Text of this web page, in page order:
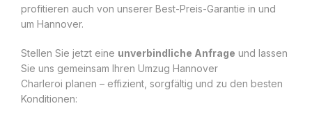
profitieren auch von unserer Best-Preis-Garantie in und
um Hannover.
Stellen Sie jetzt eine unverbindliche Anfrage und lassen
Sie uns gemeinsam Ihren Umzug Hannover
Charleroi planen – effizient, sorgfältig und zu den besten
Konditionen: